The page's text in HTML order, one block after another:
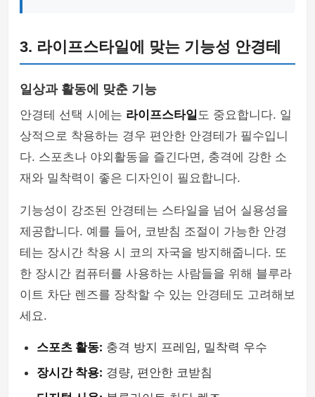
3. 라이프스타일에 맞는 기능성 안경테
일상과 활동에 맞춘 기능
안경테 선택 시에는 라이프스타일도 중요합니다. 일
상적으로 착용하는 경우 편안한 안경테가 필수입니
다. 스포츠나 야외활동을 즐긴다면, 충격에 강한 소
재와 밀착력이 좋은 디자인이 필요합니다.
기능성이 강조된 안경테는 스타일을 넘어 실용성을
제공합니다. 예를 들어, 코받침 조절이 가능한 안경
테는 장시간 착용 시 코의 자국을 방지해줍니다. 또
한 장시간 컴퓨터를 사용하는 사람들을 위해 블루라
이트 차단 렌즈를 장착할 수 있는 안경테도 고려해보
세요.
스포츠 활동: 충격 방지 프레임, 밀착력 우수
장시간 착용: 경량, 편안한 코받침